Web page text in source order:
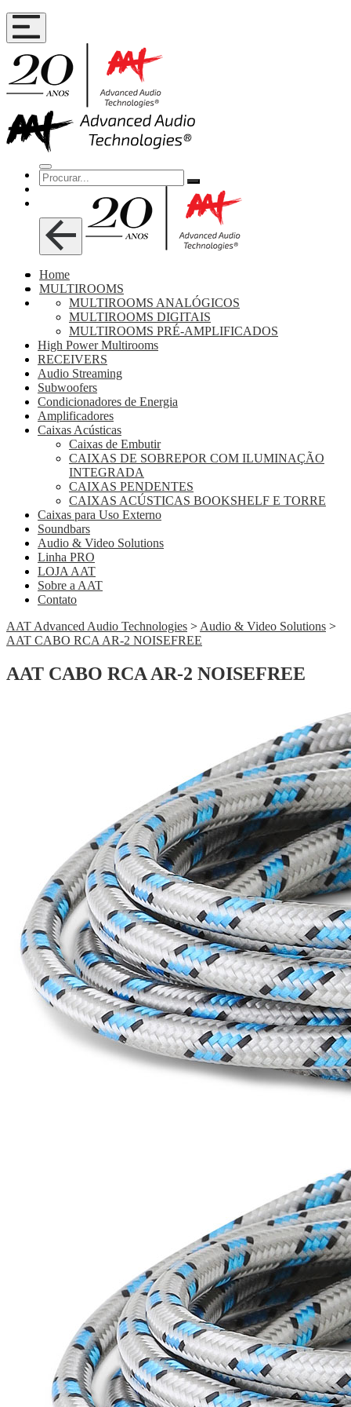
Home
MULTIROOMS
MULTIROOMS ANALÓGICOS
MULTIROOMS DIGITAIS
MULTIROOMS PRÉ-AMPLIFICADOS
High Power Multirooms
RECEIVERS
Audio Streaming
Subwoofers
Condicionadores de Energia
Amplificadores
Caixas Acústicas
Caixas de Embutir
CAIXAS DE SOBREPOR COM ILUMINAÇÃO
INTEGRADA
CAIXAS PENDENTES
CAIXAS ACÚSTICAS BOOKSHELF E TORRE
Caixas para Uso Externo
Soundbars
Audio & Video Solutions
Linha PRO
LOJA AAT
Sobre a AAT
Contato
AAT Advanced Audio Technologies > Audio & Video Solutions >
AAT CABO RCA AR-2 NOISEFREE
AAT CABO RCA AR-2 NOISEFREE